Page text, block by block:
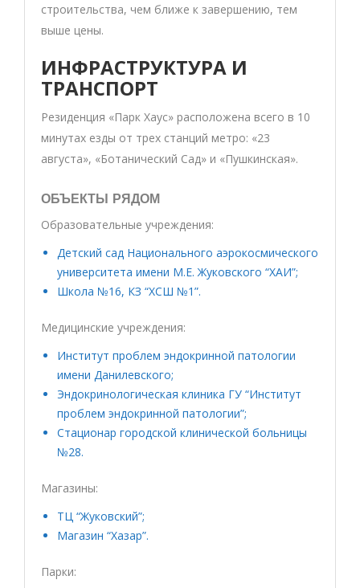
строительства, чем ближе к завершению, тем
выше цены.
ИНФРАСТРУКТУРА И
ТРАНСПОРТ
Резиденция «Парк Хаус» расположена всего в 10
минутах езды от трех станций метро: «23
августа», «Ботанический Сад» и «Пушкинская».
ОБЪЕКТЫ РЯДОМ
Образовательные учреждения:
Детский сад Национального аэрокосмического
университета имени М.Е. Жуковского “ХАИ”;
Школа №16, КЗ “ХСШ №1”.
Медицинские учреждения:
Институт проблем эндокринной патологии
имени Данилевского;
Эндокринологическая клиника ГУ “Институт
проблем эндокринной патологии”;
Стационар городской клинической больницы
№28.
Магазины:
ТЦ “Жуковский”;
Магазин “Хазар”.
Парки: